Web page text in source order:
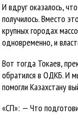
И вдруг оказалось,
получилось. Вместо
крупных городах
одновременно, и
Вот тогда Токаев,
обратился в ОДКБ. И
помогли Казахстану
«СП»: — Что